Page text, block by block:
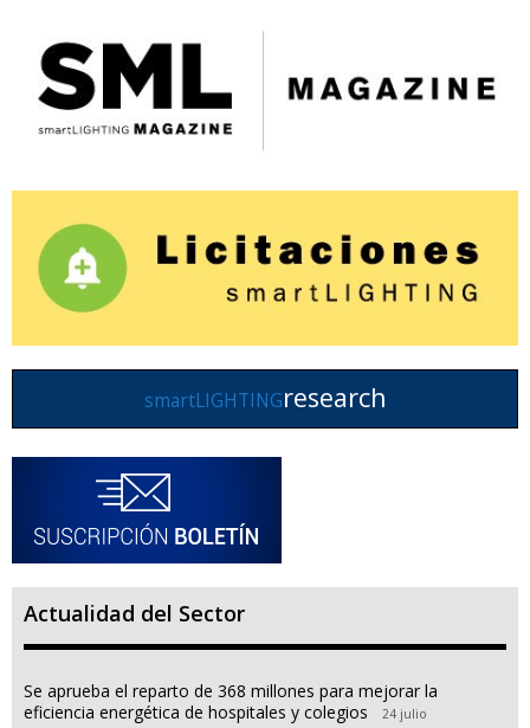
smartLIGHTINGresearch
Actualidad del Sector
Se aprueba el reparto de 368 millones para mejorar la
eficiencia energética de hospitales y colegios
24 julio